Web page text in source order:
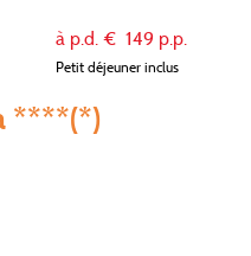
à p.d. € 149 p.p.
Petit déjeuner inclus
****(*)